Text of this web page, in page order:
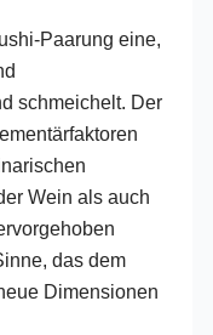
Paarung eine,
schmeichelt. Der
Wein als auch
das dem
Dimensionen